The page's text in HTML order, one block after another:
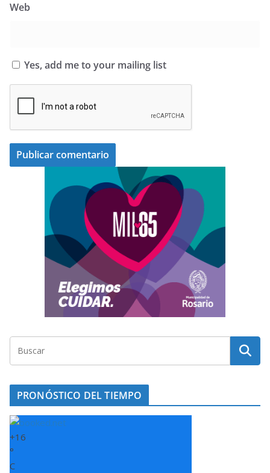
Web
Yes, add me to your mailing list
PRONÓSTICO DEL TIEMPO
+16
°
C